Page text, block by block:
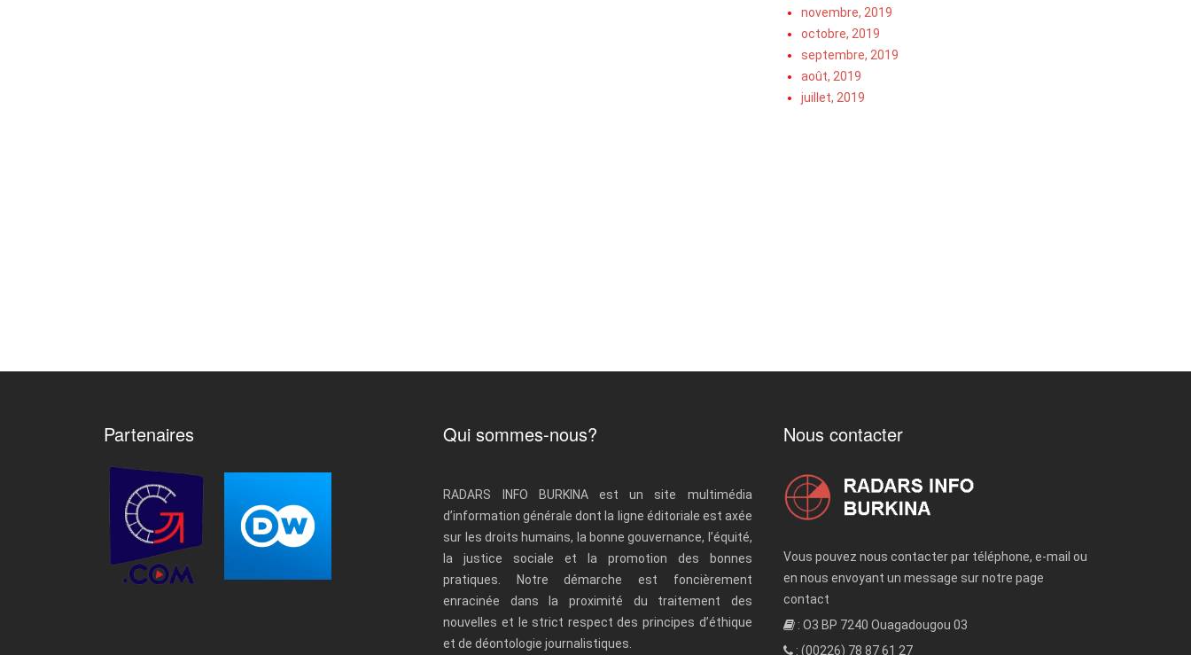
novembre, 2019
octobre, 2019
septembre, 2019
août, 2019
juillet, 2019
Partenaires Qui sommes-nous?
RADARS INFO BURKINA est un site multimédia
d’information générale dont la ligne éditoriale est axée
sur les droits humains, la bonne gouvernance, l’équité,
la justice sociale et la promotion des bonnes
pratiques. Notre démarche est foncièrement
enracinée dans la proximité du traitement des
nouvelles et le strict respect des principes d’éthique
et de déontologie journalistiques.
Nous contacter
Vous pouvez nous contacter par téléphone, e-mail ou
en nous envoyant un message sur notre page
contact
: O3 BP 7240 Ouagadougou 03
: (00226) 78 87 61 27